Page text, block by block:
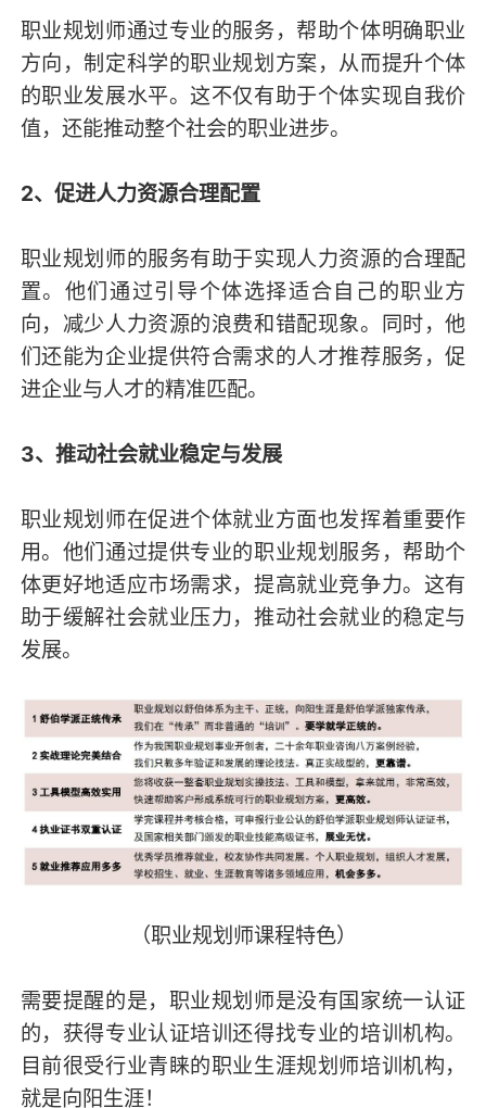
职业规划师通过专业的服务，帮助个体明确职业
方向，制定科学的职业规划方案，从而提升个体
的职业发展水平。这不仅有助于个体实现自我价
值，还能推动整个社会的职业进步。
2、促进人力资源合理配置
职业规划师的服务有助于实现人力资源的合理配
置。他们通过引导个体选择适合自己的职业方
向，减少人力资源的浪费和错配现象。同时，他
们还能为企业提供符合需求的人才推荐服务，促
进企业与人才的精准匹配。
3、推动社会就业稳定与发展
职业规划师在促进个体就业方面也发挥着重要作
用。他们通过提供专业的职业规划服务，帮助个
体更好地适应市场需求，提高就业竞争力。这有
助于缓解社会就业压力，推动社会就业的稳定与
发展。
（职业规划师课程特色）
需要提醒的是，职业规划师是没有国家统一认证
的，获得专业认证培训还得找专业的培训机构。
目前很受行业青睐的职业生涯规划师培训机构，
就是向阳生涯！